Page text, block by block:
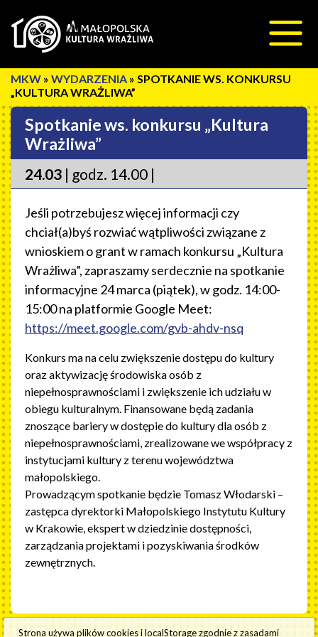
» WYDARZENIA » SPOTKANIE WS. KONKURSU
„KULTURA WRAŻLIWA”
Spotkanie ws. konkursu „Kultura
Wrażliwa”
24.03 | godz. 14.00 |
Jeśli potrzebujesz więcej informacji czy
chciał(a)byś rozwiać wątpliwości związane z
wnioskiem o grant w ramach konkursu „Kultura
Wrażliwa”, zapraszamy serdecznie na spotkanie
informacyjne 24 marca (piątek), w godz. 14:00-
15:00 na platformie Google Meet:
https://meet.google.com/gvb-ahdv-nsq
Konkurs ma na celu zwiększenie dostępu do kultury
oraz aktywizację środowiska osób z
niepełnosprawnościami i zwiększenie ich udziału w
obiegu kulturalnym. Finansowane będą zadania
znoszące bariery w dostępie do kultury dla osób z
niepełnosprawnościami, zrealizowane we współpracy z
instytucjami kultury z terenu województwa
małopolskiego.
Prowadzącym spotkanie będzie Tomasz Włodarski –
zastępca dyrektorki Małopolskiego Instytutu Kultury
w Krakowie, ekspert w dziedzinie dostępności,
zarządzania projektami i pozyskiwania środków
zewnętrznych.
Strona używa plików cookies i localStorage zgodnie z zasadami